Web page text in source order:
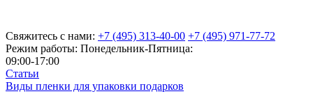
Свяжитесь с нами: +7 (495) 313-40-00 +7 (495) 971-77-72
Режим работы: Понедельник-Пятница:
09:00-17:00
Статьи
Виды пленки для упаковки подарков